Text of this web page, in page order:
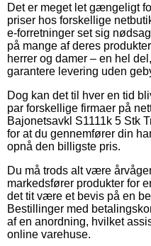
Det er meget let gængeligt
priser hos forskellige
e-forretninger set sig
på mange af deres
herrer og damer – en hel
garantere levering uden
Dog kan det til hver en tid
par forskellige firmaer på
Bajonetsavkl S1111k 5 Stk
for at du gennemfører din
opnå den billigste pris.
Du må trods alt være
markedsfører produkter for
det tit være et bevis på en
Bestillinger med
af en anordning, hvilket
online varehuse.